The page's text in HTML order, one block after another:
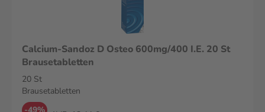
Calcium-Sandoz D Osteo 600mg/400 I.E. 20 St
Brausetabletten
20 St
Brausetabletten